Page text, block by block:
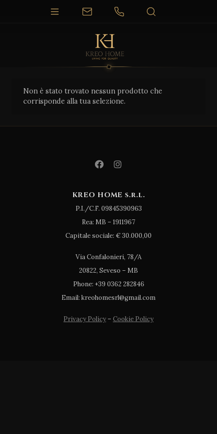
Non è stato trovato nessun prodotto che
corrisponde alla tua selezione.
KREO HOME s.r.l.
P.I./C.F. 09845390963
Rea: MB – 1911967
Capitale sociale: € 30.000,00
Via Confalonieri, 78/A
20822, Seveso – MB
Phone: +39 0362 282846
Email: kreohomesrl@gmail.com
Privacy Policy– Cookie Policy